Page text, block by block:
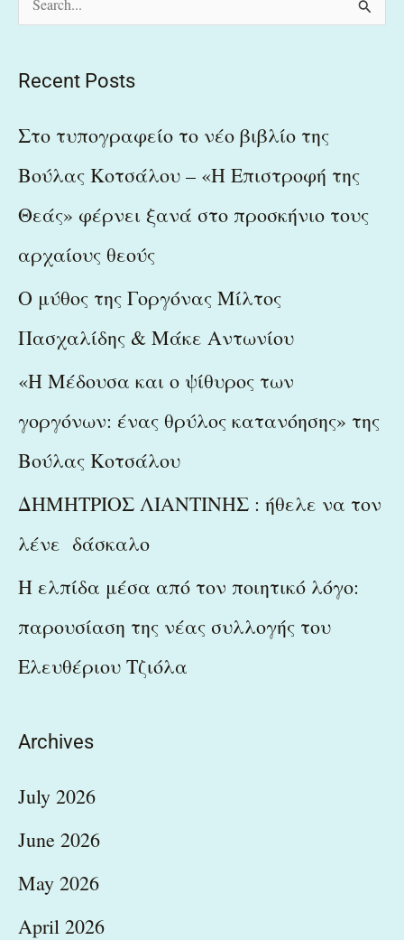
c
f
o
Recent Posts
Στο τυπογραφείο το νέο βιβλίο της
Βούλας Κοτσάλου – «Η Επιστροφή της
Θεάς» φέρνει ξανά στο προσκήνιο τους
αρχαίους θεούς
Ο μύθος της Γοργόνας Μίλτος
Πασχαλίδης & Μάκε Αντωνίου
«Η Μέδουσα και ο ψίθυρος των
γοργόνων: ένας θρύλος κατανόησης» της
Βούλας Κοτσάλου
ΔΗΜΗΤΡΙΟΣ ΛΙΑΝΤΙΝΗΣ : ήθελε να τον
λένε δάσκαλο
Η ελπίδα μέσα από τον ποιητικό λόγο:
παρουσίαση της νέας συλλογής του
Ελευθέριου Τζιόλα
Archives
July 2026
June 2026
May 2026
April 2026